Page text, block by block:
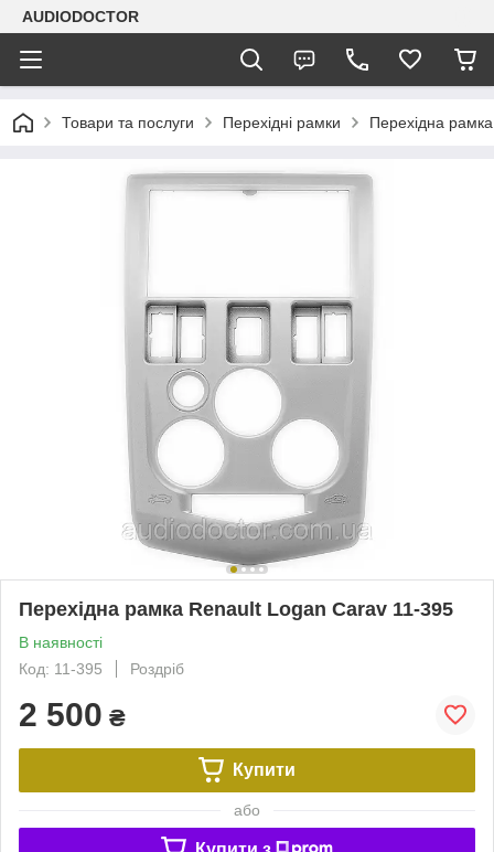
AUDIODOCTOR
Товари та послуги Перехідні рамки Перехідна
Перехідна рамка Renault Logan Carav 11-395
В наявності
Код: 11-395
Роздріб
2 500 ₴
Купити
або